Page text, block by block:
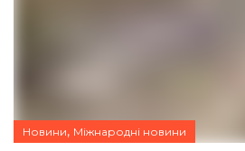
Новини, Міжнародні новини